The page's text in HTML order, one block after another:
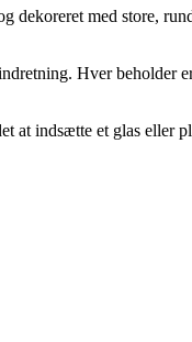
med store,
Hver beholder
at indsætte et glas eller